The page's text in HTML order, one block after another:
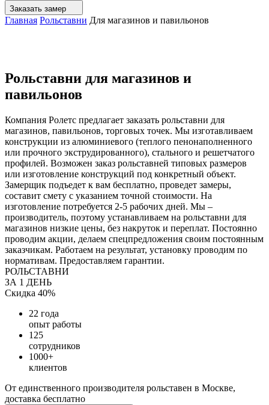
Заказать замер
Главная Рольставни Для магазинов и павильонов
Рольставни для магазинов и
павильонов
Компания Ролетс предлагает заказать рольставни для
магазинов, павильонов, торговых точек. Мы изготавливаем
конструкции из алюминиевого (теплого пенонаполненного
или прочного экструдированного), стального и решетчатого
профилей. Возможен заказ рольставней типовых размеров
или изготовление конструкций под конкретный объект.
Замерщик подъедет к вам бесплатно, проведет замеры,
составит смету с указанием точной стоимости. На
изготовление потребуется 2-5 рабочих дней. Мы –
производитель, поэтому устанавливаем на рольставни для
магазинов низкие цены, без накруток и переплат. Постоянно
проводим акции, делаем спецпредложения своим постоянным
заказчикам. Работаем на результат, установку проводим по
нормативам. Предоставляем гарантии.
РОЛЬСТАВНИ
ЗА 1 ДЕНЬ
Скидка 40%
22 года
опыт работы
125
сотрудников
1000+
клиентов
От единственного производителя рольставен в Москве,
доставка бесплатно